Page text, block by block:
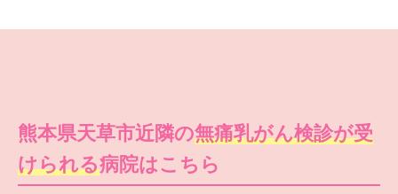
熊本県天草市近隣の無痛乳がん検診が受
けられる病院はこちら